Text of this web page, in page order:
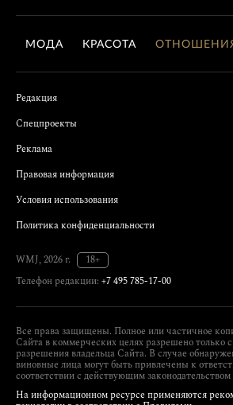
МОДА КРАСОТА
Редакция
Спецпроекты
Реклама
Правовая информация
Условия использования
Политика конфиденциальности
WMJ, 2026 г.
18+
Телефон редакции: +7 495 785-17-00
Все права защищены. Полное или частичное
Сайта в коммерческих целях разрешено только
разрешения владельца Сайта. В случае
виновные лица могут быть привлечены к
соответствии с действующим
На информационном ресурсе применяются